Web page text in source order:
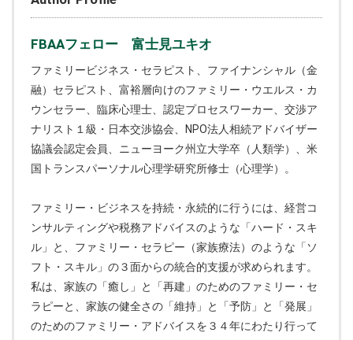
FBAAフェロー 富士見ユキオ
ファミリービジネス・セラピスト、ファイナンシャル（金
融）セラピスト、富裕層向けのファミリー・ウエルス・カ
ウンセラー、臨床心理士、認定プロセスワーカー、交渉ア
ナリスト１級・日本交渉協会、NPO法人相続アドバイザー
協議会認定会員、ニューヨーク州立大学卒（人類学）、米
国トランスパーソナル心理学研究所修士（心理学）。
ファミリー・ビジネスを持続・永続的に行うには、経営コ
ンサルティングや税務アドバイスのような「ハード・スキ
ル」と、ファミリー・セラピー（家族療法）のような「ソ
フト・スキル」の３面からの統合的支援が求められます。
私は、家族の「癒し」と「再建」のためのファミリー・セ
ラピーと、家族の健全さの「維持」と「予防」と「発展」
のためのファミリー・アドバイスを３４年にわたり行って